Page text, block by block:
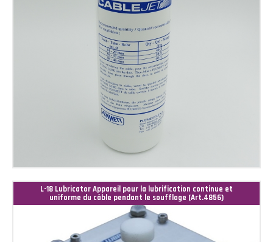
L-18 Lubricator Appareil pour la lubrification continue et
uniforme du câble pendant le soufflage (Art.4856)